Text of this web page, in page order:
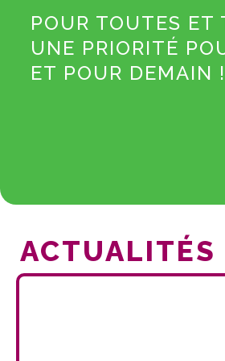
POUR TOUTES ET
UNE PRIORITÉ
ET POUR DEMAIN !
ACTUALITÉS